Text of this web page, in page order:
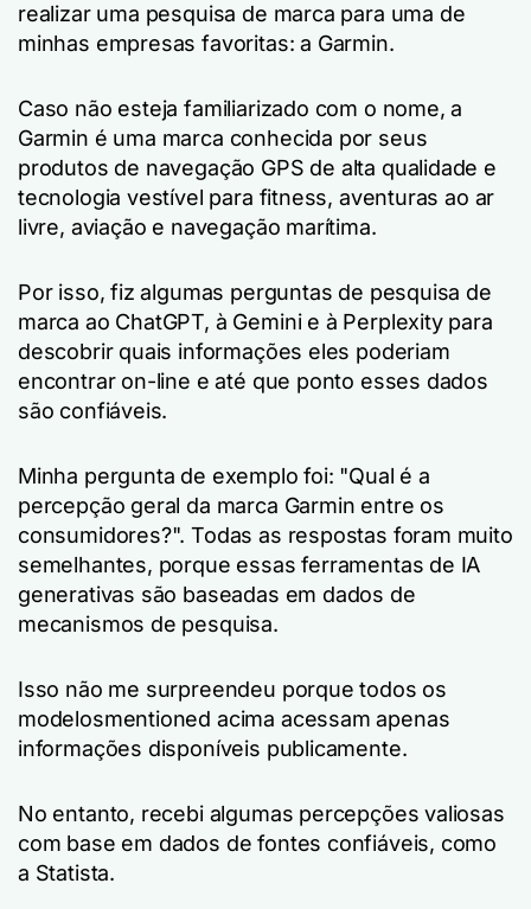
realizar uma pesquisa de marca para uma de
minhas empresas favoritas: a Garmin.
Caso não esteja familiarizado com o nome, a
Garmin é uma marca conhecida por seus
produtos de navegação GPS de alta qualidade e
tecnologia vestível para fitness, aventuras ao ar
livre, aviação e navegação marítima.
Por isso, fiz algumas perguntas de pesquisa de
marca ao ChatGPT, à Gemini e à Perplexity para
descobrir quais informações eles poderiam
encontrar on-line e até que ponto esses dados
são confiáveis.
Minha pergunta de exemplo foi: "Qual é a
percepção geral da marca Garmin entre os
consumidores?". Todas as respostas foram muito
semelhantes, porque essas ferramentas de IA
generativas são baseadas em dados de
mecanismos de pesquisa.
Isso não me surpreendeu porque todos os
modelosmentioned acima acessam apenas
informações disponíveis publicamente.
No entanto, recebi algumas percepções valiosas
com base em dados de fontes confiáveis, como
a Statista.